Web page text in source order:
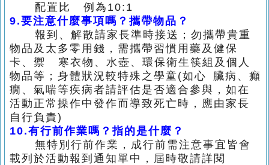
配置比 例為10:1
9.要注意什麼事項嗎？攜帶物品？
報到、解散請家長準時接送；勿攜帶貴重
物品及太多零用錢，需攜帶習慣用藥及健保
卡、 禦 寒衣物、水壺、環保衛生筷組及個人
物品等；身體狀況較特殊之學童(如心
臟病、癲
癇、氣喘等疾病者請評估是否適合參與，如在
活動正常操作中發作而導致死亡時， 應由家長
自行負 責)
10.有行前作業嗎？指的是什麼？
無特別行前作業，成行前需注意事宜皆會
載列於活動報到通知單中，屆時敬請詳閱